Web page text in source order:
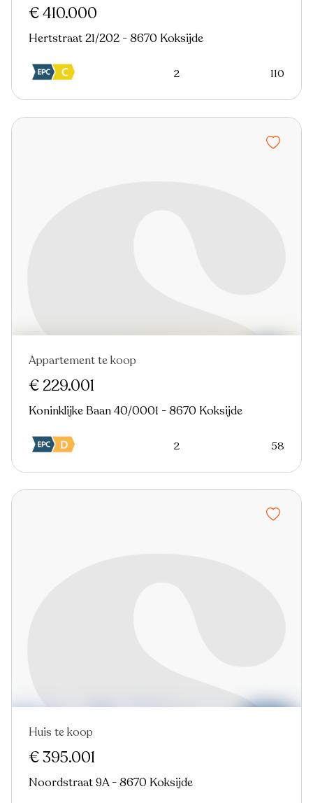
€ 410.000
Hertstraat 21/202 - 8670 Koksijde
2 110
Nieuw
Appartement te koop
€ 229.001
Koninklijke Baan 40/0001 - 8670 Koksijde
2 58
Nieuw
Huis te koop
€ 395.001
Noordstraat 9A - 8670 Koksijde